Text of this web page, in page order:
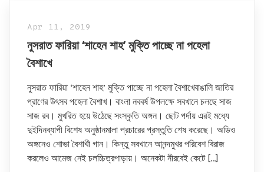
Apr 11, 2019
নুসরাত ফারিয়া ‘শাহেন শাহ’ মুক্তি পাচ্ছে না পহেলা
বৈশাখে
নুসরাত ফারিয়া ‘শাহেন শাহ’ মুক্তি পাচ্ছে না পহেলা বৈশাখেবাঙালি জাতির
প্রাণের উৎসব পহেলা বৈশাখ। বাংলা নববর্ষ উপলক্ষে সবখানে চলছে সাজ
সাজ রব। মুখরিত হয়ে উঠেছে সংস্কৃতি অঙ্গন। ছোট পর্দায় এরই মধ্যে
দুইদিনব্যাপী বিশেষ অনুষ্ঠানমালা প্রচারের প্রস্তুতি শেষ করেছে। অডিও
অঙ্গনেও শোভা বৈশাখী গান। কিন্তু সবখানে আনন্দমুখর পরিবেশ বিরাজ
করলেও আমেজ নেই চলচ্চিত্রপাড়ায়। অনেকটা নীরবেই কেটে […]